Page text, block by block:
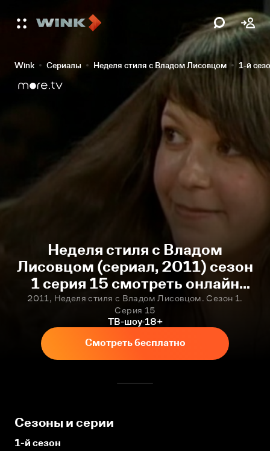
Wink Сериалы Неделя стиля с Владом Лисовцом 1-й
Неделя стиля с Владом
Лисовцом (сериал, 2011) сезон
1 серия 15 смотреть онлайн
бесплатно
2011, Неделя стиля с Владом Лисовцом. Сезон 1.
Серия 15
ТВ-шоу 18+
Смотреть бесплатно
Сезоны и серии
1-й сезон